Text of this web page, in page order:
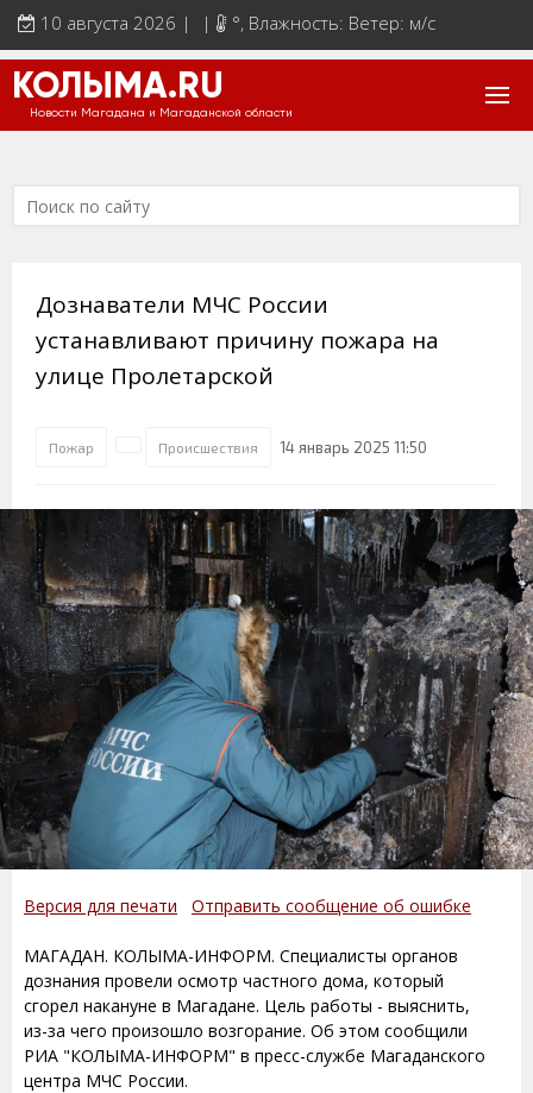
10 августа 2026 | | °, Влажность: Ветер: м/с
КОЛЫМА.RU
Новости Магадана и Магаданской области
Дознаватели МЧС России
устанавливают причину пожара на
улице Пролетарской
Пожар Происшествия 14 январь 2025 11:50
Версия для печати Отправить сообщение об ошибке
МАГАДАН. КОЛЫМА-ИНФОРМ. Специалисты органов
дознания провели осмотр частного дома, который
сгорел накануне в Магадане. Цель работы - выяснить,
из-за чего произошло возгорание. Об этом сообщили
РИА "КОЛЫМА-ИНФОРМ" в пресс-службе Магаданского
центра МЧС России.